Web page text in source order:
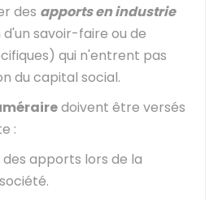
des apports en industrie
savoir-faire ou de
qui n'entrent pas
du capital social.
doivent être versés
:
des apports lors de la